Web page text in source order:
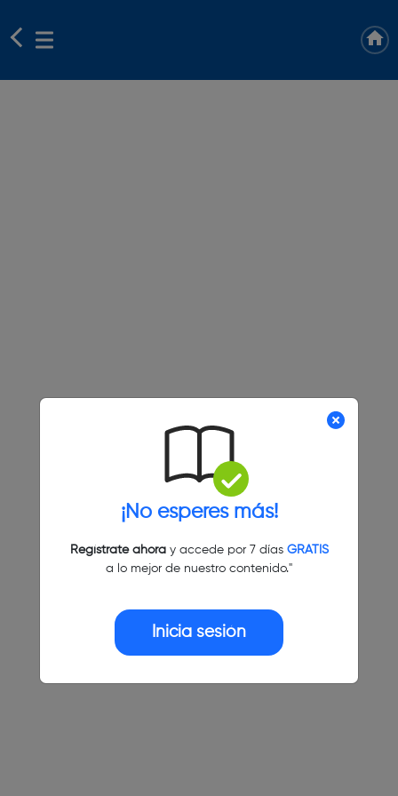
¡No esperes más!
Regístrate ahoray accede por 7 días GRATIS
a lo mejor de nuestro contenido."
Inicia sesión